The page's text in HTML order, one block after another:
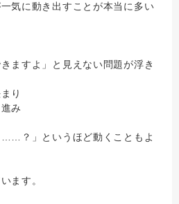
気に動き出すことが本当に多い
ますよ」と見えない問題が浮き
り
み
……？」というほど動くこともよ
ます。